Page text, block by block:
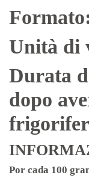
Unità di
Durata
dopo
Por cada 100